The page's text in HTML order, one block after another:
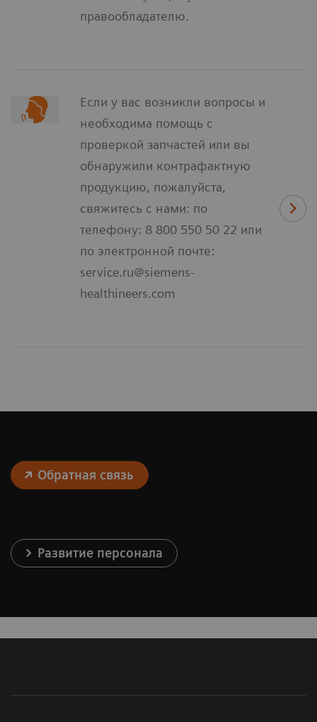
правообладателю.
Если у вас возникли вопросы и
необходима помощь с
проверкой запчастей или вы
обнаружили контрафактную
продукцию, пожалуйста,
свяжитесь с нами: по
телефону: 8 800 550 50 22 или
по электронной почте:
service.ru@siemens-
healthineers.com
Обратная связь
Развитие персонала